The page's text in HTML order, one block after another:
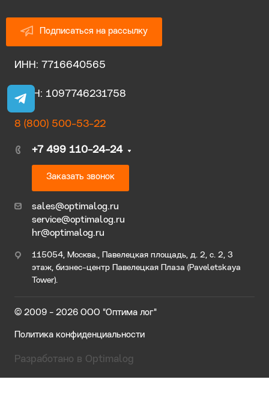
Подписаться на рассылку
ИНН: 7716640565
ОГРН: 1097746231758
8 (800) 500-53-22
+7 499 110-24-24
Заказать звонок
sales@optimalog.ru
service@optimalog.ru
hr@optimalog.ru
115054, Москва., Павелецкая площадь, д. 2, с. 2, 3
этаж, бизнес-центр Павелецкая Плаза (Paveletskaya
Tower).
© 2009 - 2026 ООО "Оптима лог"
Политика конфиденциальности
Разработано в Optimalog